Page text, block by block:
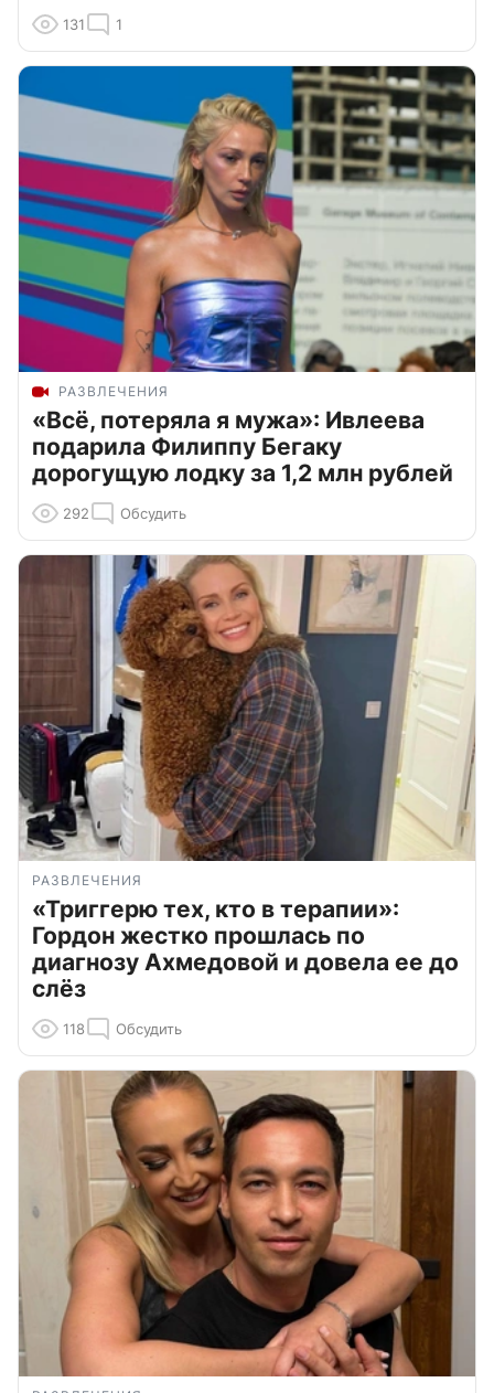
131 1
РАЗВЛЕЧЕНИЯ
«Всё, потеряла я мужа»: Ивлеева
подарила Филиппу Бегаку
дорогущую лодку за 1,2 млн рублей
292 Обсудить
РАЗВЛЕЧЕНИЯ
«Триггерю тех, кто в терапии»:
Гордон жестко прошлась по
диагнозу Ахмедовой и довела ее до
слёз
118 Обсудить